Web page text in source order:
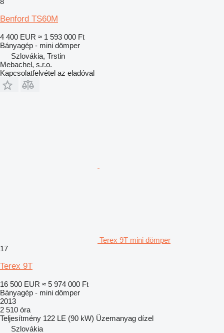
Benford TS60M
4 400 EUR ≈ 1 593 000 Ft
Bányagép - mini dömper
Szlovákia, Trstin
Mebachel, s.r.o.
Kapcsolatfelvétel az eladóval
Terex 9T mini dömper
17
Terex 9T
16 500 EUR ≈ 5 974 000 Ft
Bányagép - mini dömper
2013
2 510 óra
Teljesítmény 122 LE (90 kW) Üzemanyag dízel
Szlovákia